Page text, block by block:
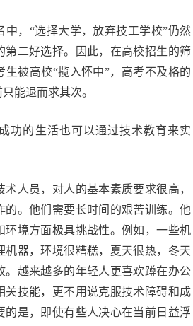
中，“选择大学，放弃技工学校”仍然
第二好选择。因此，在高校招生的筛
生被高校“揽入怀中”，高考不及格的
能退而求其次。
功的生活也可以通过技术教育来实
人员，对人的基本素质要求很高，
的。他们需要长时间的艰苦训练。他
环境方面极具挑战性。例如，一些机
机器，环境很糟糕，夏天很热，冬天
。越来越多的年轻人更喜欢蹲在办公
关技能，更不用说克服技术障碍和成
的是，即使有些人决心在当前日益浮